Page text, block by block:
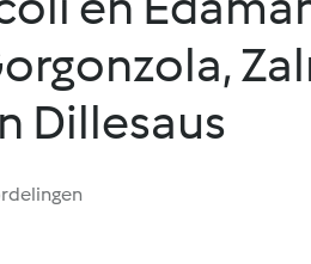
Dillesaus